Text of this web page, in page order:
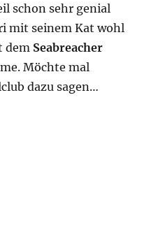
schon sehr genial
mit seinem Kat wohl
dem Seabreacher
Möchte mal
dazu sagen…